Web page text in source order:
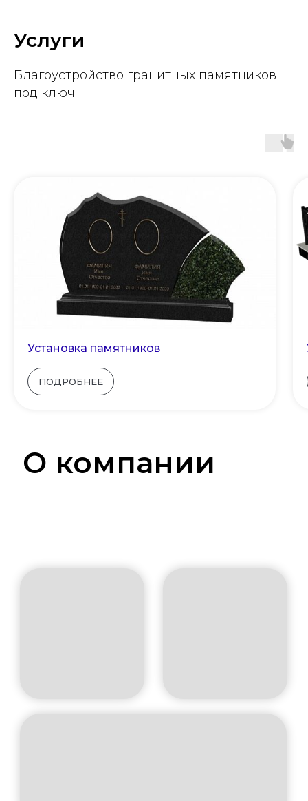
Услуги
Благоустройство гранитных памятников
под ключ
Установка памятников
ПОДРОБНЕЕ
О компании